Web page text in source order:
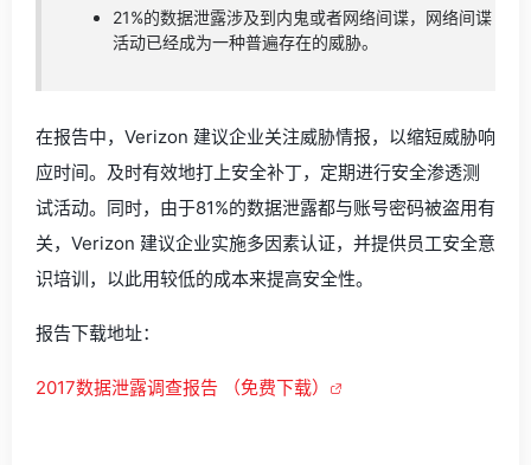
21%的数据泄露涉及到内鬼或者网络间谍，网络间谍
活动已经成为一种普遍存在的威胁。
在报告中，Verizon 建议企业关注威胁情报，以缩短威胁响
应时间。及时有效地打上安全补丁，定期进行安全渗透测
试活动。同时，由于81%的数据泄露都与账号密码被盗用有
关，Verizon 建议企业实施多因素认证，并提供员工安全意
识培训，以此用较低的成本来提高安全性。
报告下载地址：
2017数据泄露调查报告 （免费下载）